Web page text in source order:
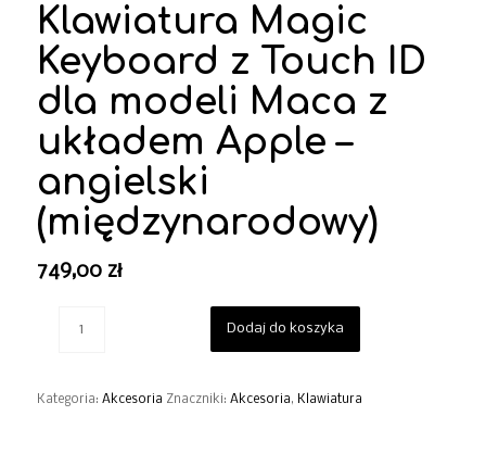
Klawiatura Magic
Keyboard z Touch ID
dla modeli Maca z
układem Apple –
angielski
(międzynarodowy)
749,00 zł
Dodaj do koszyka
Kategoria: Akcesoria Znaczniki: Akcesoria, Klawiatura